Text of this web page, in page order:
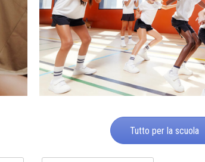
Tutto per la scuola